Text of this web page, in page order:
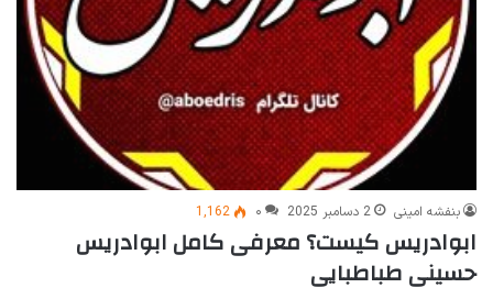
بنفشه امینی 2 دسامبر 2025 ۰ 1,162
ابوادریس کیست؟ معرفی کامل ابوادریس
حسینی طباطبایی